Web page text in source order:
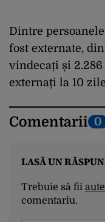
Dintre
fost externate,
vindecați și
externați la 10
Comentarii 0
LASĂ UN
Trebuie să fii
comentariu.